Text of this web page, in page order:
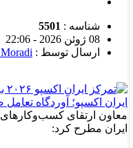
شناسه : 5501
08 ژوئن 2026 - 22:06
ارسال توسط :
معاون ارتقای
ایران مطرح کرد: